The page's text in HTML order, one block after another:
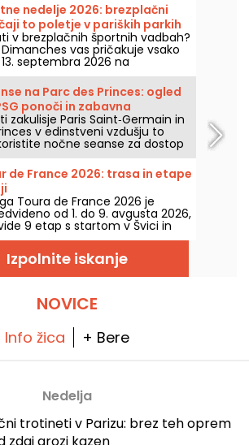
nedelje 2026: brezplačni
to poletje v pariških parkih
v brezplačnih športnih vadbah?
Dimanches vas pričakuje vsako
septembra 2026 na
seanse brez prijave!
na Parc des Princes: ogled
ponoči in zabavna
z DJ-seti
zakulisje Paris Saint‑Germain in
v edinstveni vzdušju to
nočne seanse za dostop
ponoči ter uživajte v številnih
Tukaj je program za
de France 2026: trasa in etape
Toura de France 2026 je
od 1. do 9. avgusta 2026,
9 etap s startom v Švici in
Oglejte si, kaj nas čaka letos.
Izpolnite iskanje
NOVICE
Info žica + Bere
Nedelja
trotineti v Parizu: brez teh oprem
zdaj grozi kazen